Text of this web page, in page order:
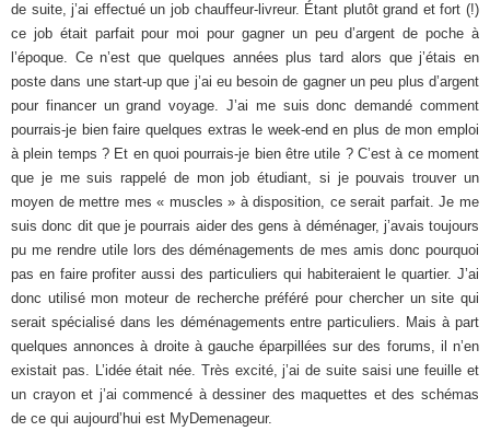
de suite, j’ai effectué un job chauffeur-livreur. Étant plutôt grand et fort (!)
ce job était parfait pour moi pour gagner un peu d’argent de poche à
l’époque. Ce n’est que quelques années plus tard alors que j’étais en
poste dans une start-up que j’ai eu besoin de gagner un peu plus d’argent
pour financer un grand voyage. J’ai me suis donc demandé comment
pourrais-je bien faire quelques extras le week-end en plus de mon emploi
à plein temps ? Et en quoi pourrais-je bien être utile ? C’est à ce moment
que je me suis rappelé de mon job étudiant, si je pouvais trouver un
moyen de mettre mes « muscles » à disposition, ce serait parfait. Je me
suis donc dit que je pourrais aider des gens à déménager, j’avais toujours
pu me rendre utile lors des déménagements de mes amis donc pourquoi
pas en faire profiter aussi des particuliers qui habiteraient le quartier. J’ai
donc utilisé mon moteur de recherche préféré pour chercher un site qui
serait spécialisé dans les déménagements entre particuliers. Mais à part
quelques annonces à droite à gauche éparpillées sur des forums, il n’en
existait pas. L’idée était née. Très excité, j’ai de suite saisi une feuille et
un crayon et j’ai commencé à dessiner des maquettes et des schémas
de ce qui aujourd’hui est MyDemenageur.